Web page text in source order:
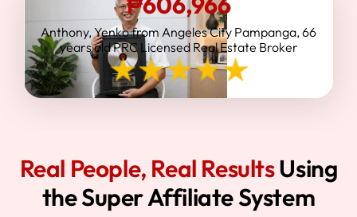
Anthony, Yenko from Angeles City Pampanga, 66
years old PRC Licensed Real Estate Broker
Real People, Real ResultsUsing
the Super Affiliate System